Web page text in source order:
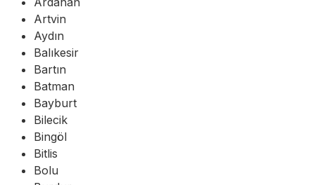
Artvin
Aydın
Balıkesir
Bartın
Batman
Bayburt
Bilecik
Bingöl
Bitlis
Bolu